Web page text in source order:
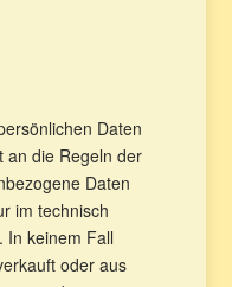
Daten
an die Regeln der
Daten
im technisch
In keinem Fall
oder aus